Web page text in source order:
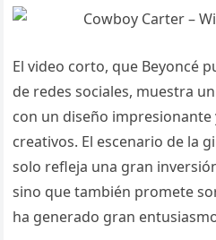
El video corto, que Beyoncé
de redes sociales, muestra
con un diseño impresionante
creativos. El escenario de la
solo refleja una gran
sino que también promete
ha generado gran